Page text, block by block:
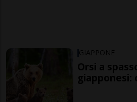
GIAPPONE
Orsi a
giapponesi: